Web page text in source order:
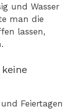
und Wasser
man die
lassen,
Feiertagen